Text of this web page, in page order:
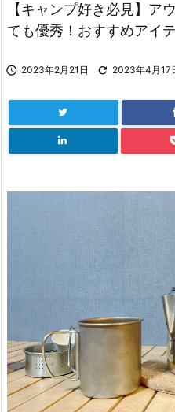
【キャンプ好き必見】ア
ても優秀！おすすめアイ
 2023年2月21日  2023年4月17